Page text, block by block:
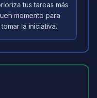
tus tareas más
momento para
la iniciativa.